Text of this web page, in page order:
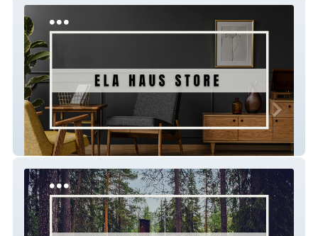
Elahaus